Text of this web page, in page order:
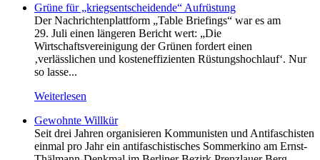
Grüne für „kriegsentscheidende“ Aufrüstung
Der Nachrichtenplattform „Table Briefings“ war es am
29. Juli einen längeren Bericht wert: „Die
Wirtschaftsvereinigung der Grünen fordert einen
‚verlässlichen und kosteneffizienten Rüstungshochlauf‘. Nur
so lasse...
Weiterlesen
Gewohnte Willkür
Seit drei Jahren organisieren Kommunisten und Antifaschisten
einmal pro Jahr ein antifaschistisches Sommerkino am Ernst-